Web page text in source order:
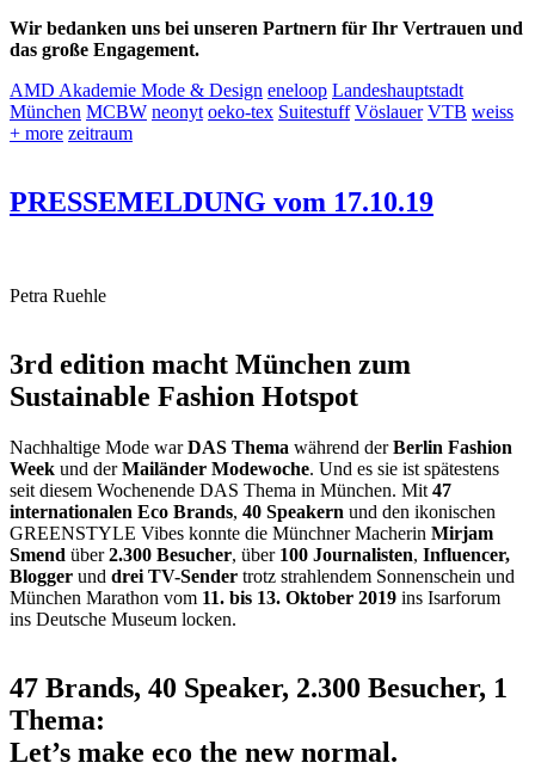
Wir bedanken uns bei unseren Partnern für Ihr Vertrauen und
das große Engagement.
AMD Akademie Mode & Design eneloop Landeshauptstadt
München MCBW neonyt oeko-tex Suitestuff Vöslauer VTB weiss
+ more zeitraum
PRESSEMELDUNG vom 17.10.19
Petra Ruehle
3rd edition macht München zum
Sustainable Fashion Hotspot
Nachhaltige Mode warDAS Thema während derBerlin Fashion
Week und derMailänder Modewoche. Und es sie ist spätestens
seit diesem Wochenende DAS Thema in München. Mit 47
internationalen Eco Brands, 40 Speakern und den ikonischen
GREENSTYLE Vibes konnte die Münchner Macherin Mirjam
Smend über2.300 Besucher, über 100 Journalisten, Influencer,
Blogger und drei TV-Sender trotz strahlendem Sonnenschein und
München Marathon vom 11. bis 13. Oktober 2019 ins Isarforum
ins Deutsche Museum locken.
47 Brands, 40 Speaker, 2.300 Besucher, 1
Thema:
Let’s make eco the new normal.